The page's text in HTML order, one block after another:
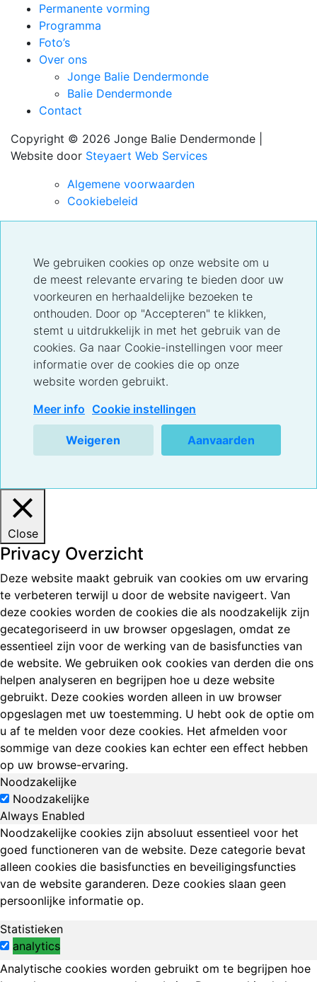
Permanente vorming
Programma
Foto’s
Over ons
Jonge Balie Dendermonde
Balie Dendermonde
Contact
Copyright © 2026 Jonge Balie Dendermonde |
Website door Steyaert Web Services
Algemene voorwaarden
Cookiebeleid
We gebruiken cookies op onze website om u
de meest relevante ervaring te bieden door uw
voorkeuren en herhaaldelijke bezoeken te
onthouden. Door op "Accepteren" te klikken,
stemt u uitdrukkelijk in met het gebruik van de
cookies. Ga naar Cookie-instellingen voor meer
informatie over de cookies die op onze
website worden gebruikt.
Meer info Cookie instellingen
Weigeren Aanvaarden
Close
Privacy Overzicht
Deze website maakt gebruik van cookies om uw ervaring
te verbeteren terwijl u door de website navigeert. Van
deze cookies worden de cookies die als noodzakelijk zijn
gecategoriseerd in uw browser opgeslagen, omdat ze
essentieel zijn voor de werking van de basisfuncties van
de website. We gebruiken ook cookies van derden die ons
helpen analyseren en begrijpen hoe u deze website
gebruikt. Deze cookies worden alleen in uw browser
opgeslagen met uw toestemming. U hebt ook de optie om
u af te melden voor deze cookies. Het afmelden voor
sommige van deze cookies kan echter een effect hebben
op uw browse-ervaring.
Noodzakelijke
Noodzakelijke
Always Enabled
Noodzakelijke cookies zijn absoluut essentieel voor het
goed functioneren van de website. Deze categorie bevat
alleen cookies die basisfuncties en beveiligingsfuncties
van de website garanderen. Deze cookies slaan geen
persoonlijke informatie op.
Statistieken
analytics
Analytische cookies worden gebruikt om te begrijpen hoe